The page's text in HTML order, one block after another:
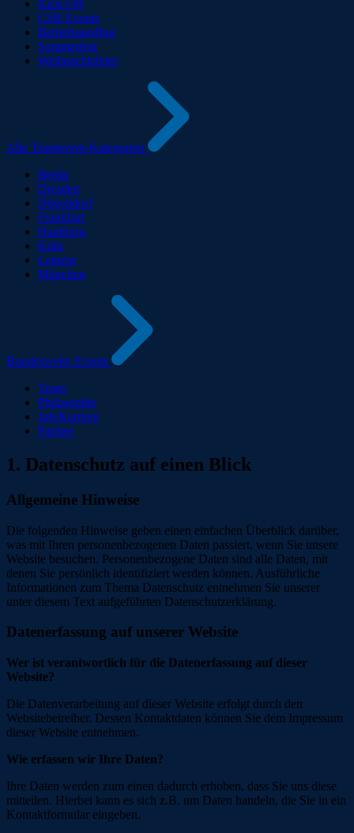
Kick-Off
CSR Events
Betriebsausflug
Sommerfest
Weihnachtsfeier
Alle Teamevent-Kategorien
Berlin
Dresden
Düsseldorf
Frankfurt
Hamburg
Köln
Leipzig
München
Bundesweite Events
Team
Philosophie
Job/Karriere
Partner
1. Datenschutz auf einen Blick
Allgemeine Hinweise
Die folgenden Hinweise geben einen einfachen Überblick darüber,
was mit Ihren personenbezogenen Daten passiert, wenn Sie unsere
Website besuchen. Personenbezogene Daten sind alle Daten, mit
denen Sie persönlich identifiziert werden können. Ausführliche
Informationen zum Thema Datenschutz entnehmen Sie unserer
unter diesem Text aufgeführten Datenschutzerklärung.
Datenerfassung auf unserer Website
Wer ist verantwortlich für die Datenerfassung auf dieser
Website?
Die Datenverarbeitung auf dieser Website erfolgt durch den
Websitebetreiber. Dessen Kontaktdaten können Sie dem Impressum
dieser Website entnehmen.
Wie erfassen wir Ihre Daten?
Ihre Daten werden zum einen dadurch erhoben, dass Sie uns diese
mitteilen. Hierbei kann es sich z.B. um Daten handeln, die Sie in ein
Kontaktformular eingeben.